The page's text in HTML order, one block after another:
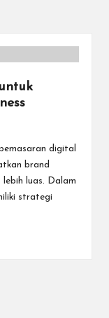
digital
brand
lebih luas. Dalam
strategi